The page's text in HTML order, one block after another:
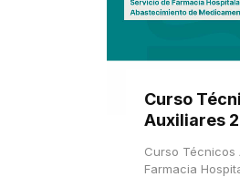
Curso
Auxiliares
Curso
Farmacia